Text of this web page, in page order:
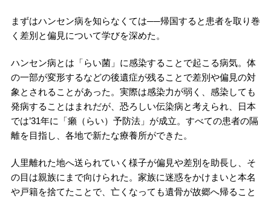
まずはハンセン病を知らなくては──帰国すると患者を取り巻
く差別と偏見について学びを深めた。
ハンセン病とは「らい菌」に感染することで起こる病気。体
の一部が変形するなどの後遺症が残ることで差別や偏見の対
象とされることがあった。実際は感染力が弱く、感染しても
発病することはまれだが、恐ろしい伝染病と考えられ、日本
では’31年に「癩（らい）予防法」が成立。すべての患者の隔
離を目指し、各地で新たな療養所ができた。
人里離れた地へ送られていく様子が偏見や差別を助長し、そ
の目は親族にまで向けられた。家族に迷惑をかけまいと本名
や戸籍を捨てたことで、亡くなっても遺骨が故郷へ帰ること